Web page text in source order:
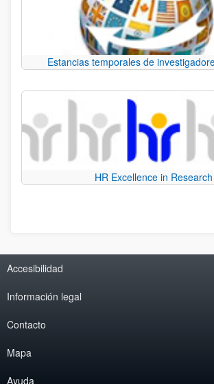
Estancias temporales de
HR Excellence in Research
Accesibilidad
Información legal
Contacto
Mapa
Ayuda